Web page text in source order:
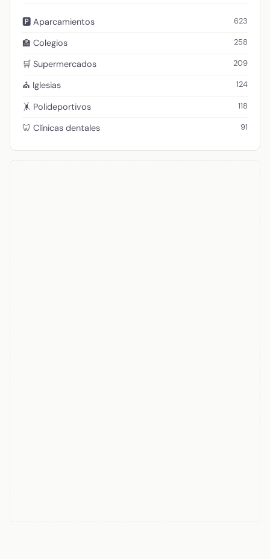
🅿️ Aparcamientos 623
🏫 Colegios 258
🛒 Supermercados 209
⛪ Iglesias 124
🤸 Polideportivos 118
🦷 Clínicas dentales 91